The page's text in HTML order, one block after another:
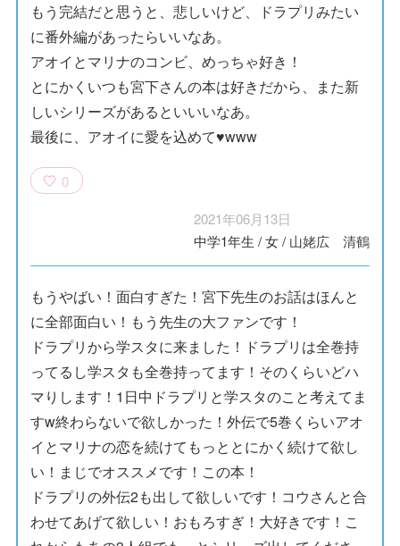
もう完結だと思うと、悲しいけど、ドラプリみたい
に番外編があったらいいなあ。
アオイとマリナのコンビ、めっちゃ好き！
とにかくいつも宮下さんの本は好きだから、また新
しいシリーズがあるといいいなあ。
最後に、アオイに愛を込めて♥www
0
2021年06月13日
中学1年生 /女/ 山姥広 清鶴
もうやばい！面白すぎた！宮下先生のお話はほんと
に全部面白い！もう先生の大ファンです！
ドラプリから学スタに来ました！ドラプリは全巻持
ってるし学スタも全巻持ってます！そのくらいどハ
マりします！1日中ドラプリと学スタのこと考えてま
す‪w終わらないで欲しかった！外伝で5巻くらいアオ
イとマリナの恋を続けてもっととにかく続けて欲し
い！まじでオススメです！この本！
ドラプリの外伝2も出して欲しいです！コウさんと合
わせてあげて欲しい！おもろすぎ！大好きです！こ